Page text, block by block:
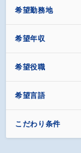
希望勤務地
希望年収
希望役職
希望言語
こだわり条件